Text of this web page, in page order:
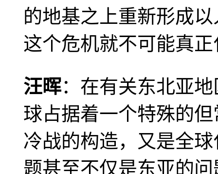
的地基之上重新形成
这个危机就不可能真
汪晖：在有关东北亚
球占据着一个特殊的
冷战的构造，又是全
题甚至不仅是东亚的